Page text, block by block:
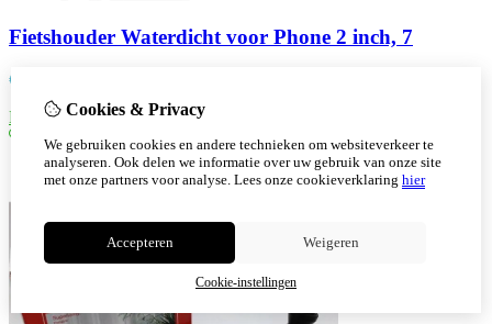
Fietshouder Waterdicht voor Phone 2 inch, 7
€
BestellenCookies & Privacy
We gebruiken cookies en andere technieken om websiteverkeer te
analyseren. Ook delen we informatie over uw gebruik van onze site
met onze partners voor analyse. Lees onze cookieverklaring hier
Accepteren Weigeren
Cookie-instellingen